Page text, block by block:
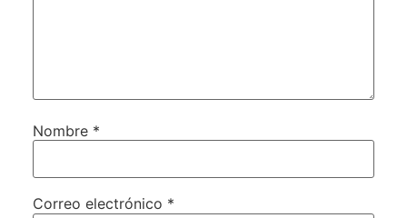
Nombre *
Correo electrónico *